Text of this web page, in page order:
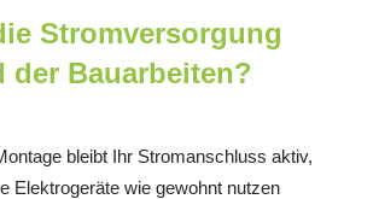
Stromversorgung
der Bauarbeiten?
bleibt Ihr Stromanschluss aktiv,
Elektrogeräte wie gewohnt nutzen